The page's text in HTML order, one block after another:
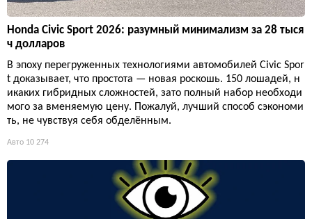
Honda Civic Sport 2026: разумный минимализм за 28 тыся
ч долларов
В эпоху перегруженных технологиями автомобилей Civic Spor
t доказывает, что простота — новая роскошь. 150 лошадей, н
икаких гибридных сложностей, зато полный набор необходи
мого за вменяемую цену. Пожалуй, лучший способ сэкономи
ть, не чувствуя себя обделённым.
Авто 10 274